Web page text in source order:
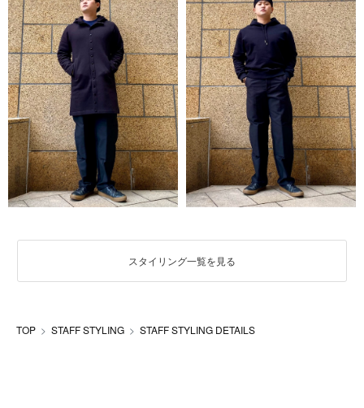
スタイリング一覧を見る
TOP STAFF STYLING STAFF STYLING DETAILS